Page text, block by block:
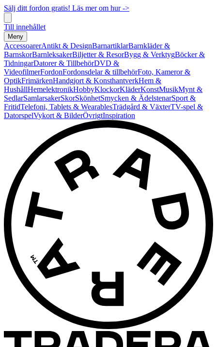
Sälj ditt fordon gratis! Läs mer om hur ->
Till innehållet
Meny
AccessoarerAntikt & DesignBarnartiklarBarnkläder &
BarnskorBarnleksakerBiljetter & ResorBygg & VerktygBöcker &
TidningarDatorer & TillbehörDVD &
VideofilmerFordonFordonsdelar & tillbehörFoto, Kameror &
OptikFrimärkenHandgjort & KonsthantverkHem &
HushållHemelektronikHobbyKlockorKläderKonstMusikMynt &
SedlarSamlarsakerSkorSkönhetSmycken & ÄdelstenarSport &
FritidTelefoni, Tablets & WearablesTrädgård & VäxterTV-spel &
DatorspelVykort & BilderÖvrigtInspiration